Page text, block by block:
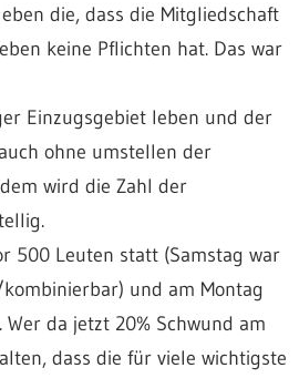
die, dass die Mitgliedschaft
keine Pflichten hat. Das war
Einzugsgebiet leben und der
ohne umstellen der
wird die Zahl der
500 Leuten statt (Samstag war
und am Montag
da jetzt 20% Schwund am
dass die für viele wichtigste